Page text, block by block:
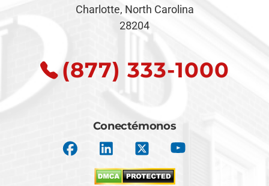
Charlotte, North Carolina
28204
(877) 333-1000
Conectémonos